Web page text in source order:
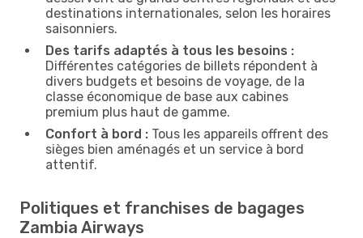
destinations internationales, selon les horaires
saisonniers.
Des tarifs adaptés à tous les besoins :
Différentes catégories de billets répondent à
divers budgets et besoins de voyage, de la
classe économique de base aux cabines
premium plus haut de gamme.
Confort à bord : Tous les appareils offrent des
sièges bien aménagés et un service à bord
attentif.
Politiques et franchises de bagages
Zambia Airways